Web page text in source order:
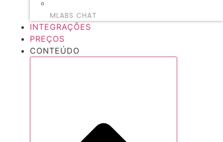
MLABS CHAT
INTEGRAÇÕES
PREÇOS
CONTEÚDO